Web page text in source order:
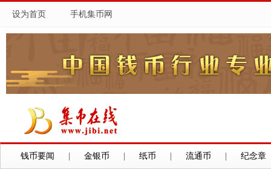
设为首页 手机集币网
钱币要闻 金银币 纸币 流通币 纪念章